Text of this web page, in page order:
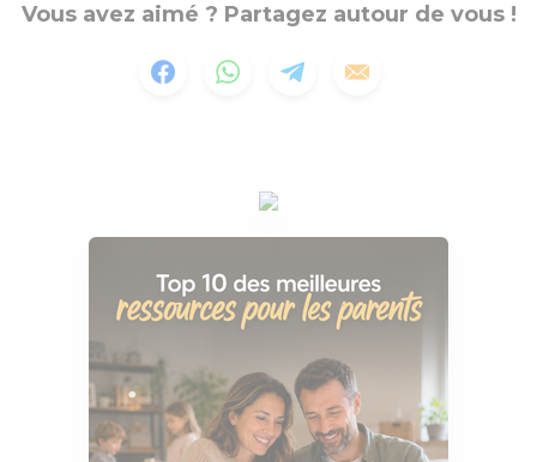
Vous avez aimé ? Partagez autour de vous !